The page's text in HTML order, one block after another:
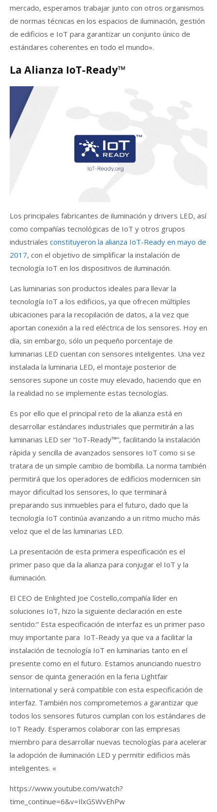
mercado, esperamos trabajar junto con otros organismos
de normas técnicas en los espacios de iluminación, gestión
de edificios e IoT para garantizar un conjunto único de
estándares coherentes en todo el mundo».
La Alianza IoT-Ready™
Los principales fabricantes de iluminación y drivers LED, así
como compañías tecnológicas de IoT y otros grupos
industriales constituyeron la alianza IoT-Ready en mayo de
2017, con el objetivo de simplificar la instalación de
tecnología IoT en los dispositivos de iluminación.
Las luminarias son productos ideales para llevar la
tecnología IoT a los edificios, ya que ofrecen múltiples
ubicaciones para la recopilación de datos, a la vez que
aportan conexión a la red eléctrica de los sensores. Hoy en
día, sin embargo, sólo un pequeño porcentaje de
luminarias LED cuentan con sensores inteligentes. Una vez
instalada la luminaria LED, el montaje posterior de
sensores supone un coste muy elevado, haciendo que en
la realidad no se implemente estas tecnologías.
Es por ello que el principal reto de la alianza está en
desarrollar estándares industriales que permitirán a las
luminarias LED ser “IoT-Ready™”, facilitando la instalación
rápida y sencilla de avanzados sensores IoT como si se
tratara de un simple cambio de bombilla. La norma también
permitirá que los operadores de edificios modernicen sin
mayor dificultad los sensores, lo que terminará
preparando sus inmuebles para el futuro, dado que la
tecnología IoT continúa avanzando a un ritmo mucho más
veloz que el de las luminarias LED.
La presentación de esta primera especificación es el
primer paso que da la alianza para conjugar el IoT y la
iluminación.
El CEO de Enlighted Joe Costello,compañía líder en
soluciones IoT, hizo la siguiente declaración en este
sentido:” Esta especificación de interfaz es un primer paso
muy importante para IoT-Ready ya que va a facilitar la
instalación de tecnología IoT en luminarias tanto en el
presente como en el futuro. Estamos anunciando nuestro
sensor de quinta generación en la feria Lightfair
International y será compatible con esta especificación de
interfaz. También nos comprometemos a garantizar que
todos los sensores futuros cumplan con los estándares de
IoT Ready. Esperamos colaborar con las empresas
miembro para desarrollar nuevas tecnologías para acelerar
la adopción de iluminación LED y permitir edificios más
inteligentes. «
https://www.youtube.com/watch?
time_continue=6&v=IlxGSWvEhPw